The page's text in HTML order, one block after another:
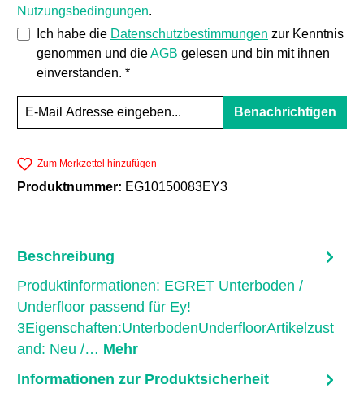
Nutzungsbedingungen.
Ich habe die Datenschutzbestimmungen zur Kenntnis
genommen und dieAGB gelesen und bin mit ihnen
einverstanden. *
Benachrichtigen
Zum Merkzettel hinzufügen
Produktnummer: EG10150083EY3
Beschreibung
Produktinformationen: EGRET Unterboden /
Underfloor passend für Ey!
3Eigenschaften:UnterbodenUnderfloorArtikelzust
and: Neu /… Mehr
Informationen zur Produktsicherheit